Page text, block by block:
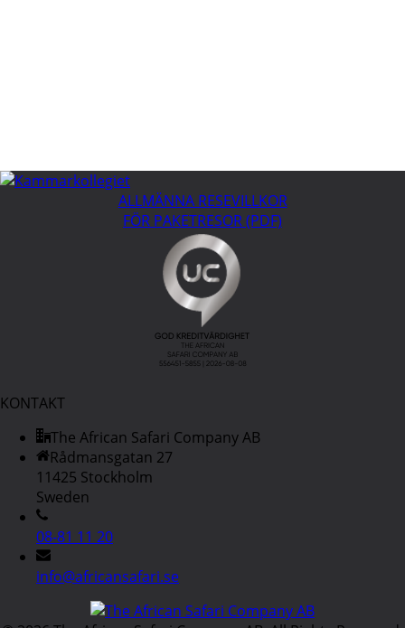
ALLMÄNNA RESEVILLKOR
FÖR PAKETRESOR (PDF)
KONTAKT
The African Safari Company AB
Rådmansgatan 27
11425 Stockholm
Sweden
08-81 11 20
info@africansafari.se